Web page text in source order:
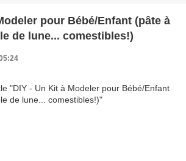
pour Bébé/Enfant (pâte à
de lune... comestibles!)